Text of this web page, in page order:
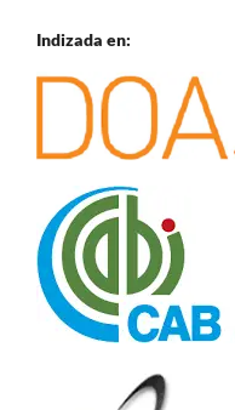
Indizada en: